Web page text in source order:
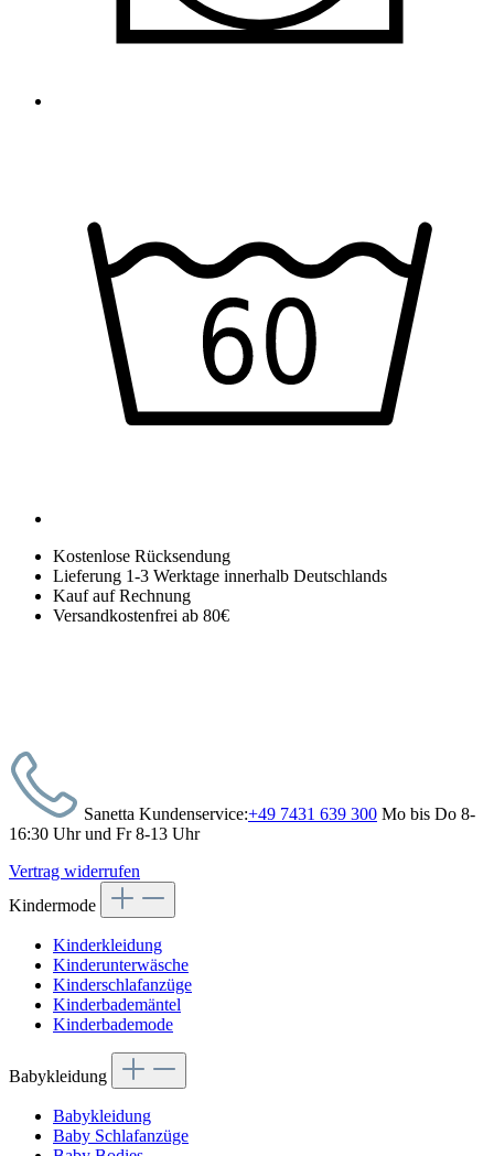
Kostenlose Rücksendung
Lieferung 1-3 Werktage innerhalb Deutschlands
Kauf auf Rechnung
Versandkostenfrei ab 80€
Sanetta Kundenservice:+49 7431 639 300 Mo bis Do 8-
16:30 Uhr und Fr 8-13 Uhr
Vertrag widerrufen
Kindermode
Kinderkleidung
Kinderunterwäsche
Kinderschlafanzüge
Kinderbademäntel
Kinderbademode
Babykleidung
Babykleidung
Baby Schlafanzüge